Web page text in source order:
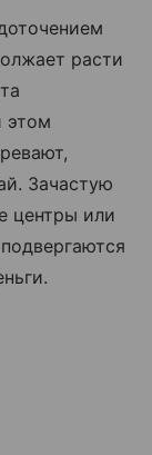
расти
этом
Зачастую
центры или